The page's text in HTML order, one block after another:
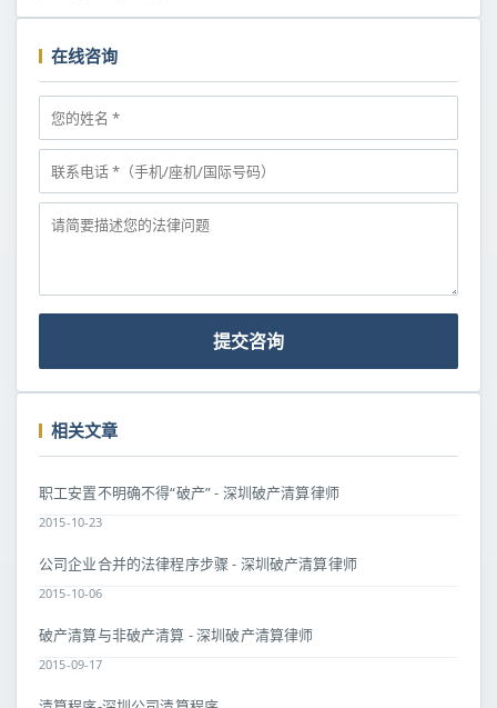
在线咨询
提交咨询
相关文章
职工安置不明确不得“破产” - 深圳破产清算律师
2015-10-23
公司企业合并的法律程序步骤 - 深圳破产清算律师
2015-10-06
破产清算与非破产清算 - 深圳破产清算律师
2015-09-17